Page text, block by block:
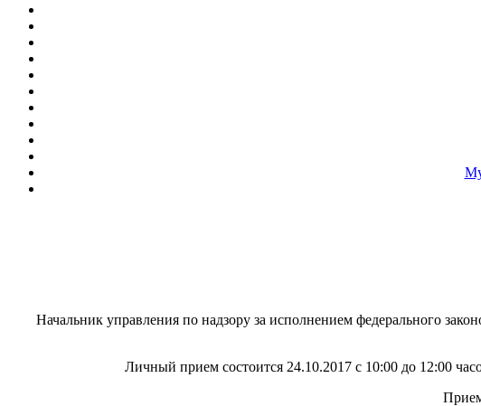
Начальник управления по надзору за исполнением федерального
Личный прием состоится 24.10.2017 с 10:00 до 12:00